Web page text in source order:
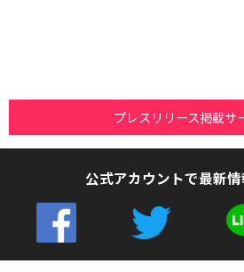
プレスリリース掲載サ
公式アカウントで最新情